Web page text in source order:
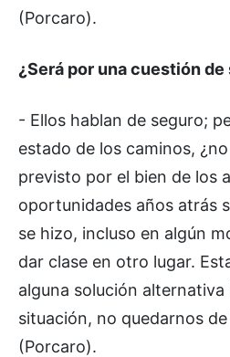
(Porcaro).
¿Será por una cuestión de
- Ellos hablan de seguro;
estado de los caminos,
previsto por el bien de los
oportunidades años atrás
se hizo, incluso en algún
dar clase en otro lugar.
alguna solución alternativa
situación, no quedarnos
(Porcaro).